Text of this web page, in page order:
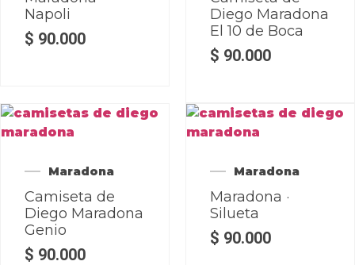
Napoli
$ 90.000
Diego Maradona
El 10 de Boca
$ 90.000
Maradona
Camiseta de
Diego Maradona
Genio
$ 90.000
Maradona
Maradona ·
Silueta
$ 90.000